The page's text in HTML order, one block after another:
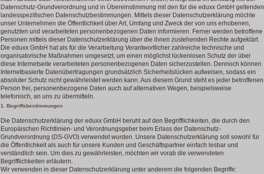
Datenschutz-Grundverordnung und in Übereinstimmung mit den für die eduxx GmbH geltenden
landesspezifischen Datenschutzbestimmungen. Mittels dieser Datenschutzerklärung möchte
unser Unternehmen die Öffentlichkeit über Art, Umfang und Zweck der von uns erhobenen,
genutzten und verarbeiteten personenbezogenen Daten informieren. Ferner werden betroffene
Personen mittels dieser Datenschutzerklärung über die ihnen zustehenden Rechte aufgeklärt.
Die eduxx GmbH hat als für die Verarbeitung Verantwortlicher zahlreiche technische und
organisatorische Maßnahmen umgesetzt, um einen möglichst lückenlosen Schutz der über
diese Internetseite verarbeiteten personenbezogenen Daten sicherzustellen. Dennoch können
Internetbasierte Datenübertragungen grundsätzlich Sicherheitslücken aufweisen, sodass ein
absoluter Schutz nicht gewährleistet werden kann. Aus diesem Grund steht es jeder betroffenen
Person frei, personenbezogene Daten auch auf alternativen Wegen, beispielsweise
telefonisch, an uns zu übermitteln.
1. Begriffsbestimmungen
Die Datenschutzerklärung der eduxx GmbH beruht auf den Begrifflichkeiten, die durch den
Europäischen Richtlinien- und Verordnungsgeber beim Erlass der Datenschutz-
Grundverordnung (DS-GVO) verwendet wurden. Unsere Datenschutzerklärung soll sowohl für
die Öffentlichkeit als auch für unsere Kunden und Geschäftspartner einfach lesbar und
verständlich sein. Um dies zu gewährleisten, möchten wir vorab die verwendeten
Begrifflichkeiten erläutern.
Wir verwenden in dieser Datenschutzerklärung unter anderem die folgenden Begriffe: